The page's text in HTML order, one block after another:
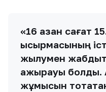
«16 қазан сағат
ысырмасының
жылумен
ажырауы болды.
жұмысын